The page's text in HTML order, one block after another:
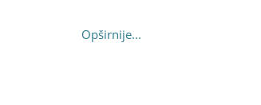
Opširnije...